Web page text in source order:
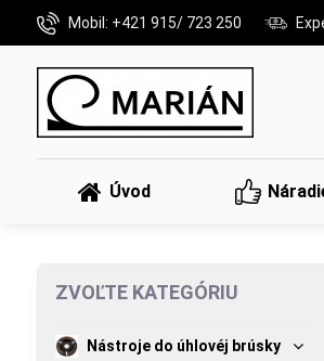
Mobil: +421 915/ 723 250
Úvod
ZVOĽTE KATEGÓRIU
Nástroje do úhlovéj brúsky